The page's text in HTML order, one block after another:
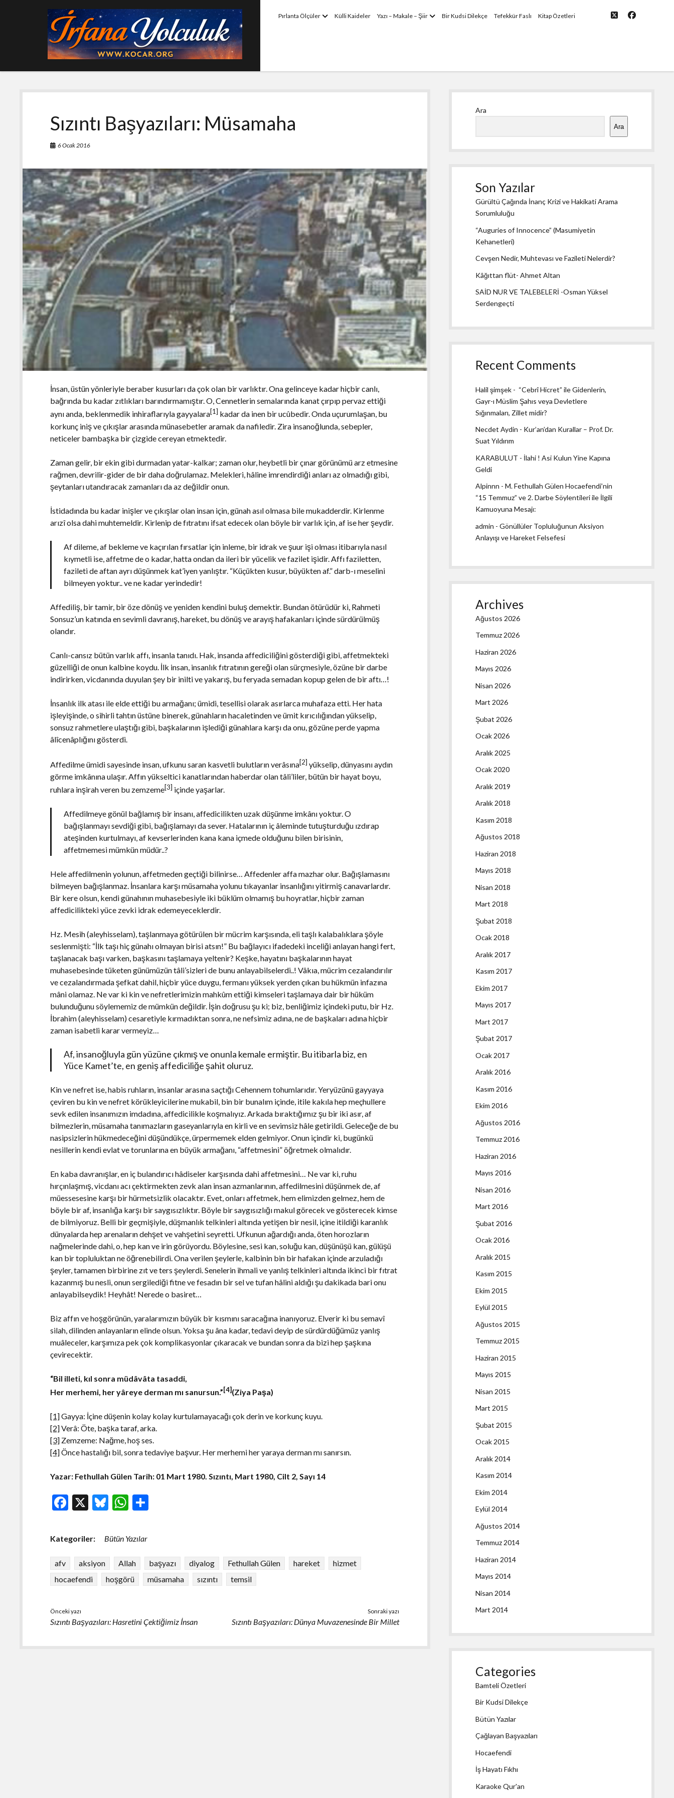
Pırlanta Ölçüler menüyüKülli Kaideler Yazı – Makale – Şiir menüyüBir Kudsi Dilekçe Tefekkür Faslı Kitap Özetleri twitterfacebook
Sızıntı Başyazıları: Müsamaha
6 Ocak 2016
İnsan, üstün yönleriyle beraber kusurları da çok olan bir varlıktır. Ona gelinceye kadar hiçbir canlı,
bağrında bu kadar zıtlıkları barındırmamıştır. O, Cennetlerin semalarında kanat çırpıp pervaz ettiği
aynı anda, beklenmedik inhiraflarıyla gayyalara[1] kadar da inen bir ucûbedir. Onda uçurumlaşan, bu
korkunç iniş ve çıkışlar arasında münasebetler aramak da nafiledir. Zira insanoğlunda, sebepler,
neticeler bambaşka bir çizgide cereyan etmektedir.
Zaman gelir, bir ekin gibi durmadan yatar-kalkar; zaman olur, heybetli bir çınar görünümü arz etmesine
rağmen, devrilir-gider de bir daha doğrulamaz. Melekleri, hâline imrendirdiği anları az olmadığı gibi,
şeytanları utandıracak zamanları da az değildir onun.
İstidadında bu kadar inişler ve çıkışlar olan insan için, günah asıl olmasa bile mukadderdir. Kirlenme
arızî olsa dahi muhtemeldir. Kirlenip de fıtratını ifsat edecek olan böyle bir varlık için, af ise her şeydir.
Af dileme, af bekleme ve kaçırılan fırsatlar için inleme, bir idrak ve şuur işi olması itibarıyla nasıl
kıymetli ise, affetme de o kadar, hatta ondan da ileri bir yücelik ve fazilet işidir. Affı faziletten,
fazileti de aftan ayrı düşünmek kat’iyen yanlıştır. “Küçükten kusur, büyükten af.” darb-ı meselini
bilmeyen yoktur.. ve ne kadar yerindedir!
Affediliş, bir tamir, bir öze dönüş ve yeniden kendini buluş demektir. Bundan ötürüdür ki, Rahmeti
Sonsuz’un katında en sevimli davranış, hareket, bu dönüş ve arayış hafakanları içinde sürdürülmüş
olandır.
Canlı-cansız bütün varlık affı, insanla tanıdı. Hak, insanda affediciliğini gösterdiği gibi, affetmekteki
güzelliği de onun kalbine koydu. İlk insan, insanlık fıtratının gereği olan sürçmesiyle, özüne bir darbe
indirirken, vicdanında duyulan şey bir inilti ve yakarış, bu feryada semadan kopup gelen de bir aftı…!
İnsanlık ilk atası ile elde ettiği bu armağanı; ümidi, tesellisi olarak asırlarca muhafaza etti. Her hata
işleyişinde, o sihirli tahtın üstüne binerek, günahların hacaletinden ve ümit kırıcılığından yükselip,
sonsuz rahmetlere ulaştığı gibi, başkalarının işlediği günahlara karşı da onu, gözüne perde yapma
âlîcenâplığını gösterdi.
Affedilme ümidi sayesinde insan, ufkunu saran kasvetli bulutların verâsına[2] yükselip, dünyasını aydın
görme imkânına ulaşır. Affın yükseltici kanatlarından haberdar olan tâli’liler, bütün bir hayat boyu,
ruhlara inşirah veren bu zemzeme[3] içinde yaşarlar.
Affedilmeye gönül bağlamış bir insanı, affedicilikten uzak düşünme imkânı yoktur. O
bağışlanmayı sevdiği gibi, bağışlamayı da sever. Hatalarının iç âleminde tutuşturduğu ızdırap
ateşinden kurtulmayı, af kevserlerinden kana kana içmede olduğunu bilen birisinin,
affetmemesi mümkün müdür..?
Hele affedilmenin yolunun, affetmeden geçtiği bilinirse… Affedenler affa mazhar olur. Bağışlamasını
bilmeyen bağışlanmaz. İnsanlara karşı müsamaha yolunu tıkayanlar insanlığını yitirmiş canavarlardır.
Bir kere olsun, kendi günahının muhasebesiyle iki büklüm olmamış bu hoyratlar, hiçbir zaman
affedicilikteki yüce zevki idrak edemeyeceklerdir.
Hz. Mesih (aleyhisselam), taşlanmaya götürülen bir mücrim karşısında, eli taşlı kalabalıklara şöyle
seslenmişti: “İlk taşı hiç günahı olmayan birisi atsın!” Bu bağlayıcı ifadedeki inceliği anlayan hangi fert,
taşlanacak başı varken, başkasını taşlamaya yeltenir? Keşke, hayatını başkalarının hayat
muhasebesinde tüketen günümüzün tâli’sizleri de bunu anlayabilselerdi..! Vâkıa, mücrim cezalandırılır
ve cezalandırmada şefkat dahil, hiçbir yüce duygu, fermanı yüksek yerden çıkan bu hükmün infazına
mâni olamaz. Ne var ki kin ve nefretlerimizin mahkûm ettiği kimseleri taşlamaya dair bir hüküm
bulunduğunu söylememiz de mümkün değildir. İşin doğrusu şu ki; biz, benliğimiz içindeki putu, bir Hz.
İbrahim (aleyhisselam) cesaretiyle kırmadıktan sonra, ne nefsimiz adına, ne de başkaları adına hiçbir
zaman isabetli karar vermeyiz…
Af, insanoğluyla gün yüzüne çıkmış ve onunla kemale ermiştir. Bu itibarla biz, en
Yüce Kamet’te, en geniş affediciliğe şahit oluruz.
Kin ve nefret ise, habis ruhların, insanlar arasına saçtığı Cehennem tohumlarıdır. Yeryüzünü gayyaya
çeviren bu kin ve nefret körükleyicilerine mukabil, bin bir bunalım içinde, itile kakıla hep meçhullere
sevk edilen insanımızın imdadına, affedicilikle koşmalıyız. Arkada bıraktığımız şu bir iki asır, af
bilmezlerin, müsamaha tanımazların gaseyanlarıyla en kirli ve en sevimsiz hâle getirildi. Geleceğe de bu
nasipsizlerin hükmedeceğini düşündükçe, ürpermemek elden gelmiyor. Onun içindir ki, bugünkü
nesillerin kendi evlat ve torunlarına en büyük armağanı, “affetmesini” öğretmek olmalıdır.
En kaba davranışlar, en iç bulandırıcı hâdiseler karşısında dahi affetmesini… Ne var ki, ruhu
hırçınlaşmış, vicdanı acı çektirmekten zevk alan insan azmanlarının, affedilmesini düşünmek de, af
müessesesine karşı bir hürmetsizlik olacaktır. Evet, onları affetmek, hem elimizden gelmez, hem de
böyle bir af, insanlığa karşı bir saygısızlıktır. Böyle bir saygısızlığı makul görecek ve gösterecek kimse
de bilmiyoruz. Belli bir geçmişiyle, düşmanlık telkinleri altında yetişen bir nesil, içine itildiği karanlık
dünyalarda hep arenaların dehşet ve vahşetini seyretti. Ufkunun ağardığı anda, öten horozların
nağmelerinde dahi, o, hep kan ve irin görüyordu. Böylesine, sesi kan, soluğu kan, düşünüşü kan, gülüşü
kan bir topluluktan ne öğrenebilirdi. Ona verilen şeylerle, kalbinin bin bir hafakan içinde arzuladığı
şeyler, tamamen birbirine zıt ve ters şeylerdi. Senelerin ihmali ve yanlış telkinleri altında ikinci bir fıtrat
kazanmış bu nesli, onun sergilediği fitne ve fesadın bir sel ve tufan hâlini aldığı şu dakikada bari onu
anlayabilseydik! Heyhât! Nerede o basiret…
Biz affın ve hoşgörünün, yaralarımızın büyük bir kısmını saracağına inanıyoruz. Elverir ki bu semavî
silah, dilinden anlayanların elinde olsun. Yoksa şu âna kadar, tedavi deyip de sürdürdüğümüz yanlış
muâleceler, karşımıza pek çok komplikasyonlar çıkaracak ve bundan sonra da bizi hep şaşkına
çevirecektir.
“Bil illeti, kıl sonra müdâvâta tasaddi,
Her merhemi, her yâreye derman mı sanursun.”[4](Ziya Paşa)
[1]Gayya: İçine düşenin kolay kolay kurtulamayacağı çok derin ve korkunç kuyu.
[2]Verâ: Öte, başka taraf, arka.
[3] Zemzeme: Nağme, hoş ses.
[4]Önce hastalığı bil, sonra tedaviye başvur. Her merhemi her yaraya derman mı sanırsın.
Yazar: Fethullah Gülen Tarih: 01 Mart 1980 . Sızıntı, Mart 1980, Cilt 2, Sayı 14
F
e
o
o
X
Bl
es
W
at
A
p
Kategoriler: Bütün Yazılar
afv aksiyon Allah başyazı diyalog Fethullah Gülen hareket
hizmet
hocaefendi
hoşgörü müsamaha sızıntı temsil
Önceki yazı
Sızıntı Başyazıları: Hasretini Çektiğimiz İnsan
Sonraki yazı
Sızıntı Başyazıları: Dünya Muvazenesinde Bir Millet
Ara
Ara
Son Yazılar
Gürültü Çağında İnanç Krizi ve Hakikati Arama
Sorumluluğu
“Auguries of Innocence” (Masumiyetin
Kehanetleri)
Cevşen Nedir, Muhtevası ve Fazileti Nelerdir?
Kâğıttan flüt- Ahmet Altan
SAİD NUR VE TALEBELERİ -Osman Yüksel
Serdengeçti
Recent Comments
Halil şimşek - “Cebrî Hicret” ile Gidenlerin,
Gayr-ı Müslim Şahıs veya Devletlere
Sığınmaları, Zillet midir?
Necdet Aydin - Kur’an’dan Kurallar – Prof. Dr.
Suat Yıldırım
KARABULUT - İlahi ! Asi Kulun Yine Kapına
Geldi
Alpinnn -M. Fethullah Gülen Hocaefendi’nin
“15 Temmuz” ve 2. Darbe Söylentileri ile İlgili
Kamuoyuna Mesajı:
admin -Gönüllüler Topluluğunun Aksiyon
Anlayışı ve Hareket Felsefesi
Archives
Ağustos 2026
Temmuz 2026
Haziran 2026
Mayıs 2026
Nisan 2026
Mart 2026
Şubat 2026
Ocak 2026
Aralık 2025
Ocak 2020
Aralık 2019
Aralık 2018
Kasım 2018
Ağustos 2018
Haziran 2018
Mayıs 2018
Nisan 2018
Mart 2018
Şubat 2018
Ocak 2018
Aralık 2017
Kasım 2017
Ekim 2017
Mayıs 2017
Mart 2017
Şubat 2017
Ocak 2017
Aralık 2016
Kasım 2016
Ekim 2016
Ağustos 2016
Temmuz 2016
Haziran 2016
Mayıs 2016
Nisan 2016
Mart 2016
Şubat 2016
Ocak 2016
Aralık 2015
Kasım 2015
Ekim 2015
Eylül 2015
Ağustos 2015
Temmuz 2015
Haziran 2015
Mayıs 2015
Nisan 2015
Mart 2015
Şubat 2015
Ocak 2015
Aralık 2014
Kasım 2014
Ekim 2014
Eylül 2014
Ağustos 2014
Temmuz 2014
Haziran 2014
Mayıs 2014
Nisan 2014
Mart 2014
Categories
Bamteli Özetleri
Bir Kudsi Dilekçe
Bütün Yazılar
Çağlayan Başyazıları
Hocaefendi
İş Hayatı Fıkhı
Karaoke Qur'an